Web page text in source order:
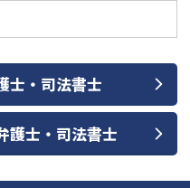
任意整理
時効援用
会社破産・法人破産
消費者金融・サラ金
コラム
債務整理
個人再生（民事再生）
過払金
士・司法書士
護士・司法書士